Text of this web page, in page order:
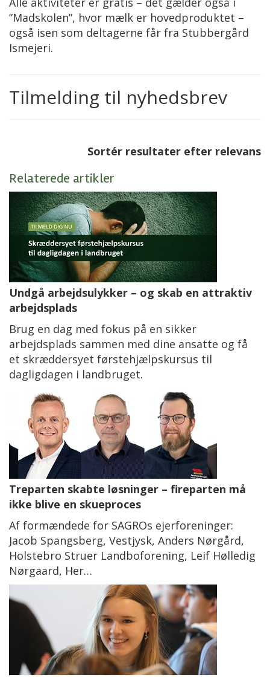
”Madskolen”, hvor mælk er hovedproduktet –
også isen som deltagerne får fra Stubbergård
Ismejeri.
Tilmelding til nyhedsbrev
Sortér resultater efter relevans
Relaterede artikler
Undgå arbejdsulykker – og skab en attraktiv
arbejdsplads
Brug en dag med fokus på en sikker
arbejdsplads sammen med dine ansatte og få
et skræddersyet førstehjælpskursus til
dagligdagen i landbruget.
Treparten skabte løsninger – fireparten må
ikke blive en skueproces
Af formændede for SAGROs ejerforeninger:
Jacob Spangsberg, Vestjysk, Anders Nørgård,
Holstebro Struer Landboforening, Leif Hølledig
Nørgaard, Her…